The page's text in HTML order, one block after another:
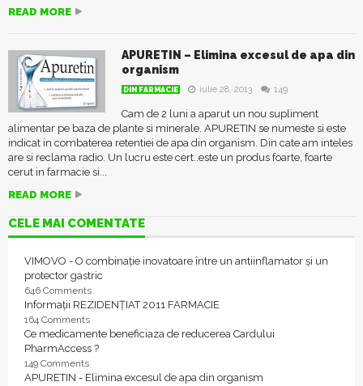
READ MORE
APURETIN – Elimina excesul de apa din
organism
DIN FARMACIE iulie 28, 2013 149
Cam de 2 luni a aparut un nou supliment
alimentar pe baza de plante si minerale. APURETIN se numeste si este
indicat in combaterea retentiei de apa din organism. Din cate am inteles
are si reclama radio. Un lucru este cert..este un produs foarte, foarte
cerut in farmacie si...
READ MORE
CELE MAI COMENTATE
VIMOVO - O combinație inovatoare între un antiinflamator și un
protector gastric
646 Comments
Informații REZIDENȚIAT 2011 FARMACIE
164 Comments
Ce medicamente beneficiaza de reducerea Cardului
PharmAccess ?
149 Comments
APURETIN - Elimina excesul de apa din organism